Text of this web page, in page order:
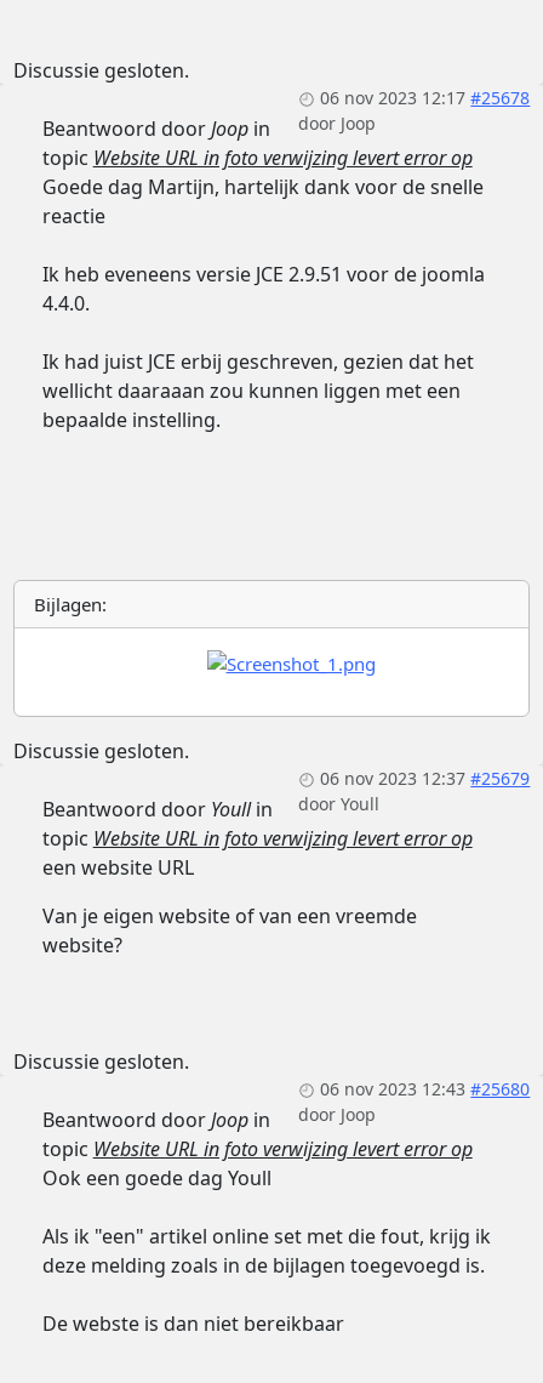
Discussie gesloten.
06 nov 2023 12:17 #25678
door Joop
Beantwoord doorJoopin
topic Website URL in foto verwijzing levert error op
Goede dag Martijn, hartelijk dank voor de snelle
reactie
Ik heb eveneens versie JCE 2.9.51 voor de joomla
4.4.0.
Ik had juist JCE erbij geschreven, gezien dat het
wellicht daaraaan zou kunnen liggen met een
bepaalde instelling.
Bijlagen:
Discussie gesloten.
06 nov 2023 12:37 #25679
doorYoull
Beantwoord door Youllin
topic Website URL in foto verwijzing levert error op
een website URL
Van je eigen website of van een vreemde
website?
Discussie gesloten.
06 nov 2023 12:43 #25680
door Joop
Beantwoord doorJoopin
topic Website URL in foto verwijzing levert error op
Ook een goede dag Youll
Als ik "een" artikel online set met die fout, krijg ik
deze melding zoals in de bijlagen toegevoegd is.
De webste is dan niet bereikbaar